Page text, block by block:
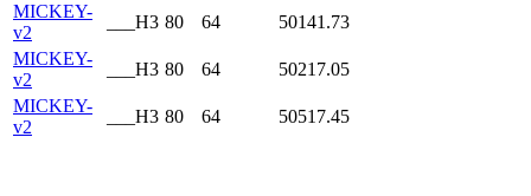
MICKEY-
v2
___H3 80 64
50141.73
MICKEY-
v2
___H3 80 64
50217.05
MICKEY-
v2
___H3 80 64 50517.45